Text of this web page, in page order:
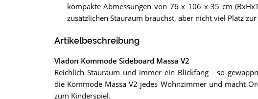
kompakte Abmessungen von 76 x 106 x 35 cm
zusätzlichen Stauraum brauchst, aber nicht viel Platz
Artikelbeschreibung
Vladon Kommode Sideboard Massa V2
Reichlich Stauraum und immer ein Blickfang - so
die Kommode Massa V2 jedes Wohnzimmer und macht
zum Kinderspiel.